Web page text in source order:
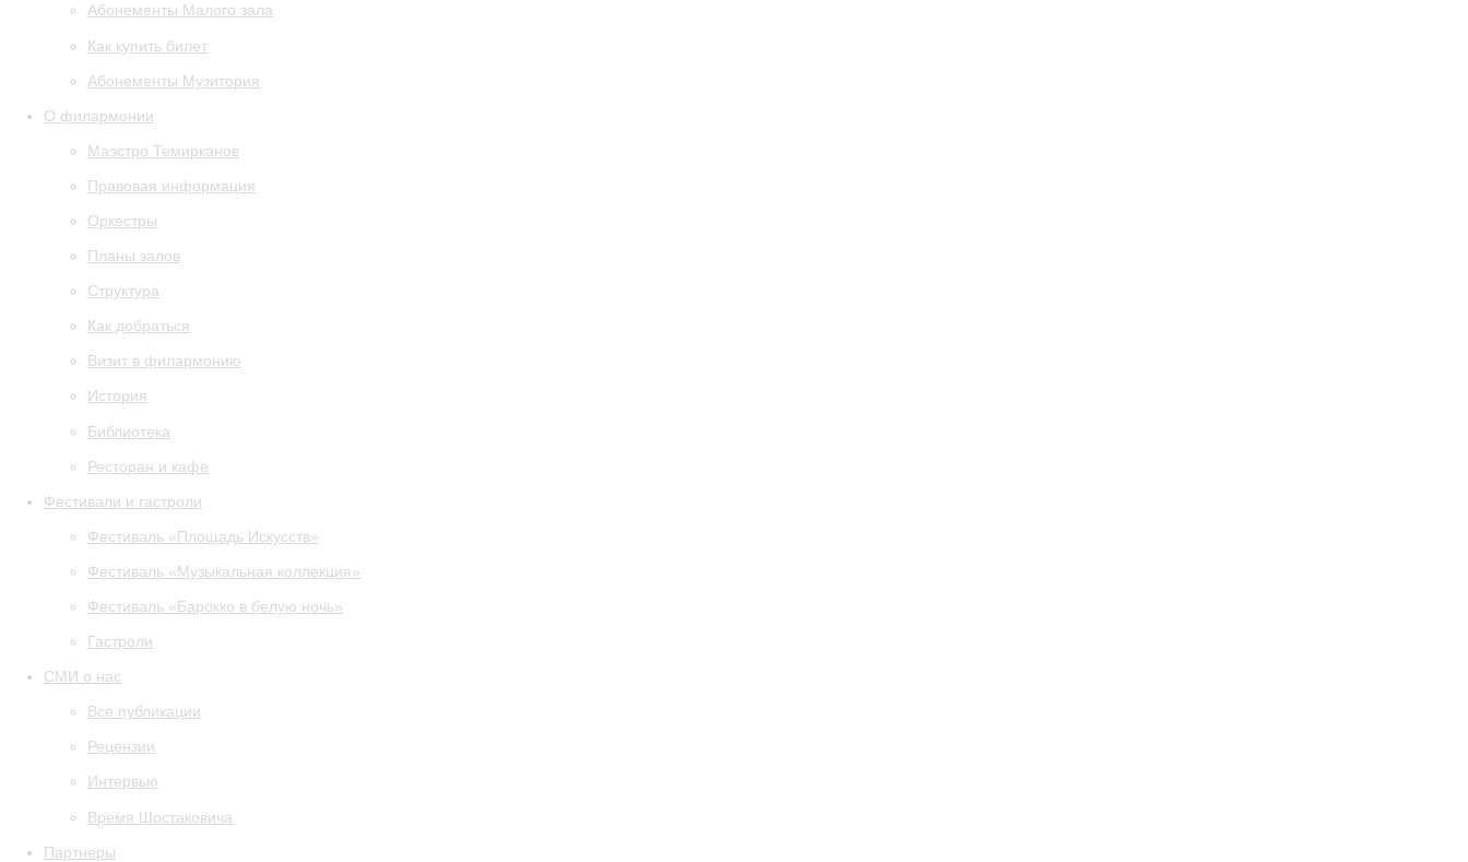
Абонементы Малого зала
Как купить билет
Абонементы Музитория
О филармонии
Маэстро Темирканов
Правовая информация
Оркестры
Планы залов
Структура
Как добраться
Визит в филармонию
История
Библиотека
Ресторан и кафе
Фестивали и гастроли
Фестиваль «Площадь Искусств»
Фестиваль «Музыкальная коллекция»
Фестиваль «Барокко в белую ночь»
Гастроли
СМИ о нас
Все публикации
Рецензии
Интервью
Время Шостаковича
Партнеры